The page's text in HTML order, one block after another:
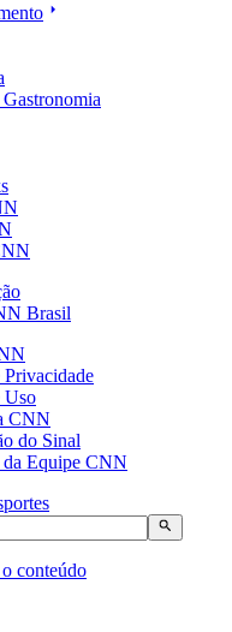
Brasil
Uso
CNN
do Sinal
da Equipe CNN
conteúdo